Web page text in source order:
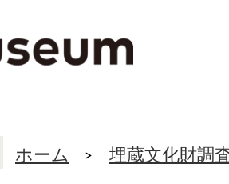
ホーム 埋蔵文化財調